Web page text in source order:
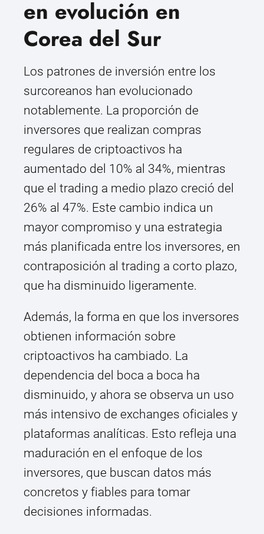
en evolución en
Corea del Sur
Los patrones de inversión entre los
surcoreanos han evolucionado
notablemente. La proporción de
inversores que realizan compras
regulares de criptoactivos ha
aumentado del 10% al 34%, mientras
que el trading a medio plazo creció del
26% al 47%. Este cambio indica un
mayor compromiso y una estrategia
más planificada entre los inversores, en
contraposición al trading a corto plazo,
que ha disminuido ligeramente.
Además, la forma en que los inversores
obtienen información sobre
criptoactivos ha cambiado. La
dependencia del boca a boca ha
disminuido, y ahora se observa un uso
más intensivo de exchanges oficiales y
plataformas analíticas. Esto refleja una
maduración en el enfoque de los
inversores, que buscan datos más
concretos y fiables para tomar
decisiones informadas.